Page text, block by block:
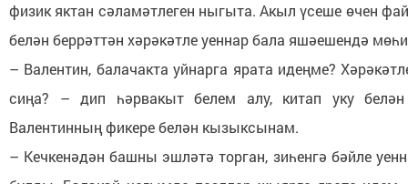
физик яктан сәламәтлеген ныгыта. Акыл үсеше өчен
белән беррәттән хәрәкәтле уеннар бала яшәешендә
– Валентин, балачакта уйнарга ярата идеңме?
сиңа? – дип һәрвакыт белем алу, китап уку
Валентинның фикере белән кызыксынам.
– Кечкенәдән башны эшләтә торган, зиһенгә бәйле